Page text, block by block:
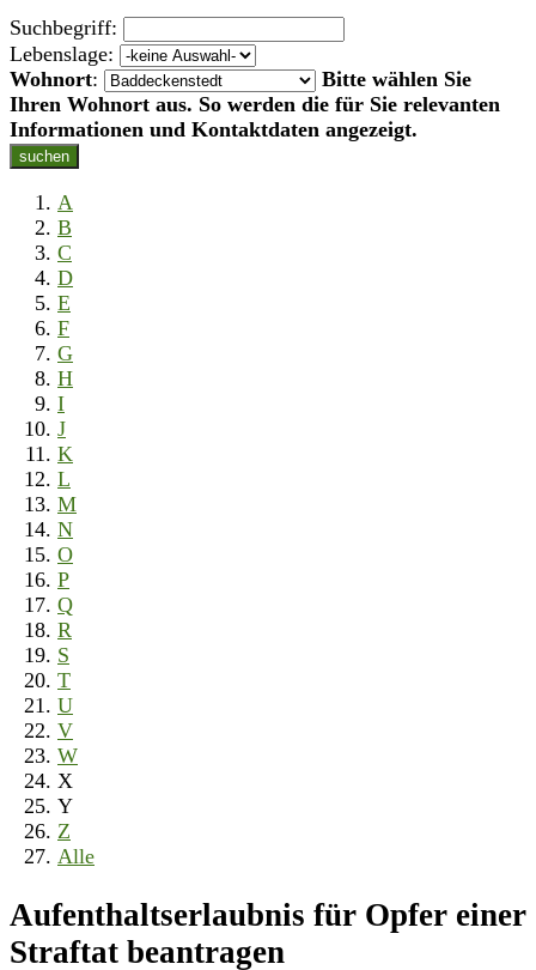
Suchbegriff:
Lebenslage:
Wohnort:
Bitte wählen Sie
Ihren Wohnort aus. So werden die für Sie relevanten
Informationen und Kontaktdaten angezeigt.
suchen
A
B
C
D
E
F
G
H
I
J
K
L
M
N
O
P
Q
R
S
T
U
V
W
X
Y
Z
Alle
Aufenthaltserlaubnis für Opfer einer
Straftat beantragen